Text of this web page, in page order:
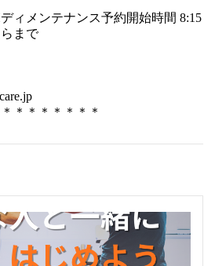
メンテナンス予約開始時間 8:15
まで
＊＊＊＊＊＊＊